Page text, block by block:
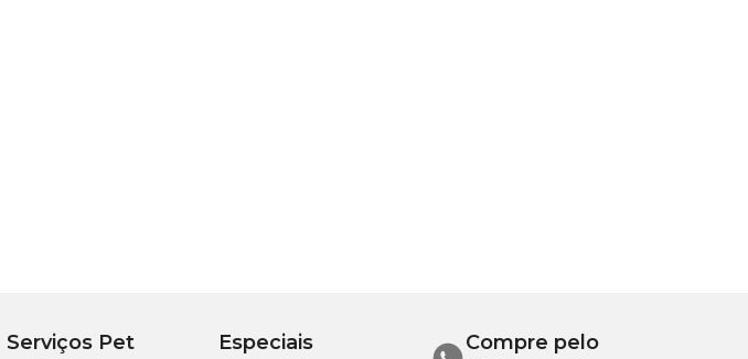
Serviços Pet Especiais
Compre pelo